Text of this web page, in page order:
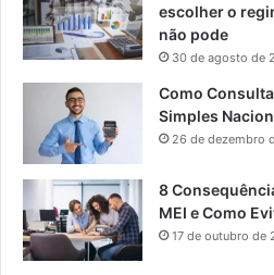
escolher o
não pode
30 de agosto de
Como
Simples
26 de dezembro
8
MEI e Como
17 de outubro de